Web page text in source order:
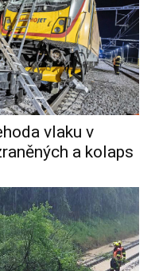
vlaku v
a kolaps